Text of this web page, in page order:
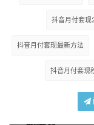
抖音月付套现
抖音月付套现最新方法
抖音月付套现